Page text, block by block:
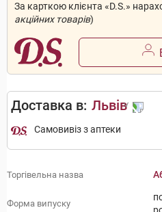
За карткою клієнта «D.S.»
акційних товарів)
Доставка в: Львів
Самовивіз з аптеки
Торгівельна назва
Форма випуску